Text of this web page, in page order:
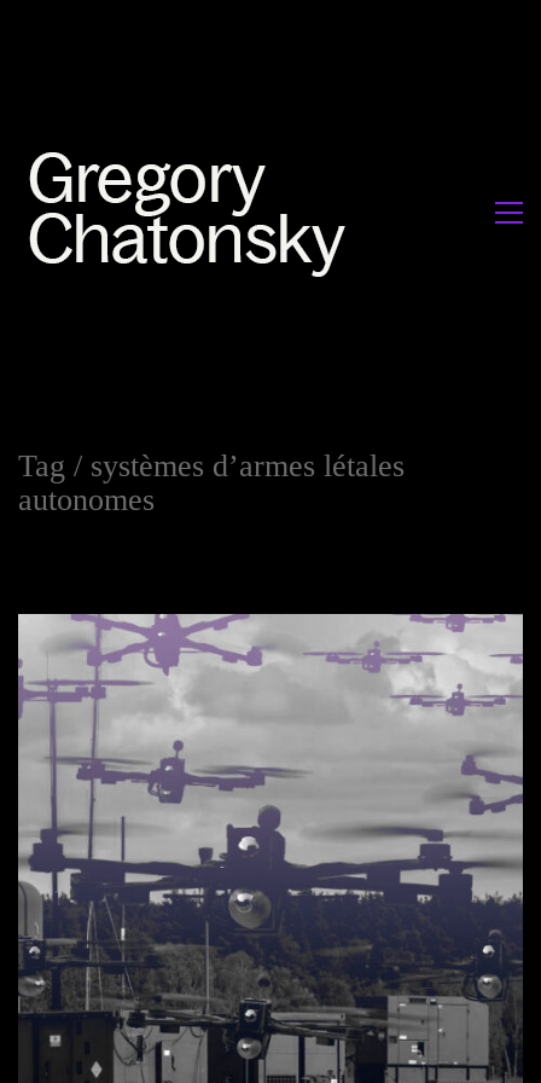
Tag / systèmes d’armes létales
autonomes